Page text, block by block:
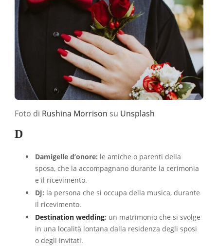
Foto di Rushina Morrison su Unsplash
D
Damigelle d’onore: le amiche o parenti della
sposa, che la accompagnano durante la cerimonia
e il ricevimento.
DJ: la persona che si occupa della musica, durante
il ricevimento.
Destination wedding: un matrimonio che si svolge
in una località lontana dalla residenza degli sposi
o degli invitati.